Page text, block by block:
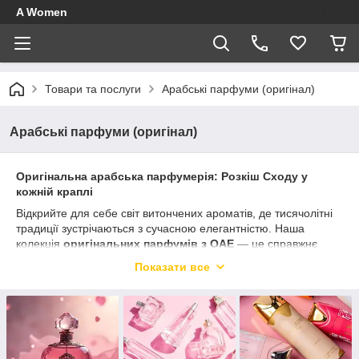
A Women
Товари та послуги Арабські парфуми (оригінал)
Арабські парфуми (оригінал)
Оригінальна арабська парфумерія: Розкіш Сходу у
кожній краплі
Відкрийте для себе світ витончених ароматів, де тисячолітні
традиції зустрічаються з сучасною елегантністю. Наша
колекція оригінальних парфумів з ОАЕ — це справжнє
уваги та цінує справжню якість.
Чому обирають оригінальні арабські парфуми?
Феноменальна стійкість:Завдяки високій
концентрації натуральних олій, аромат тримається на
шкірі до 24 годин, а на одязі — до кількох днів.
Показати все